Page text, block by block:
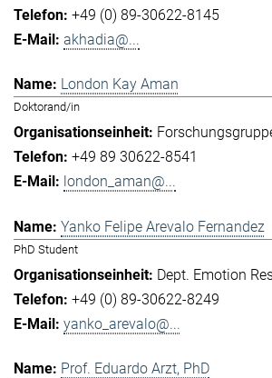
+49 (0) 89-30622-8145
akhadia@...
London Kay Aman
Doktorand/in
+49 89 30622-8541
london_aman@...
Yanko Felipe Arevalo Fernandez
PhD Student
Dept. Emotion
+49 (0) 89-30622-8249
yanko_arevalo@...
Prof. Eduardo Arzt, PhD